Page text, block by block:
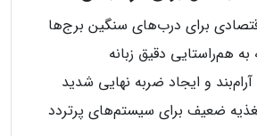
برای درب‌های سنگین برج‌ها
هم‌راستایی دقیق زبانه
و ایجاد ضربه نهایی شدید
تغذیه ضعیف برای سیستم‌های پرتردد